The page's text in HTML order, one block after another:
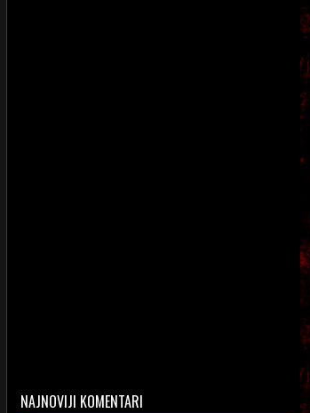
NAJNOVIJI KOMENTARI